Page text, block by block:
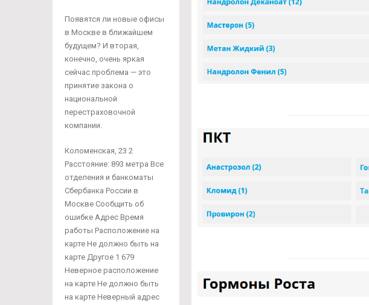
Появятся ли новые офисы
в Москве в ближайшем
будущем? И вторая,
конечно, очень яркая
сейчас проблема — это
принятие закона о
национальной
перестраховочной
компании.
Коломенская, 23 2
Расстояние: 893 метра Все
отделения и банкоматы
Сбербанка России в
Москве Сообщить об
ошибке Адрес Время
работы Расположение на
карте Не должно быть на
карте Другое 1 679
Неверное расположение
на карте Не должно быть
на карте Неверный адрес